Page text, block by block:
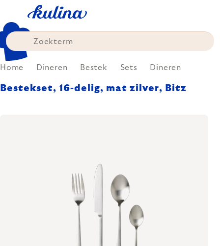
content
Home Dineren Bestek Sets Dineren
Bestekset, 16-delig, mat zilver, Bitz